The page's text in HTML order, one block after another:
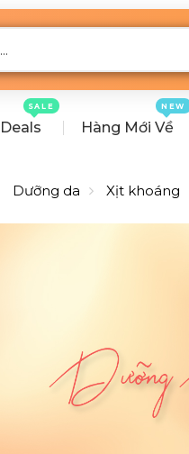
SALE
Hàng Mới Về
NEW
Dưỡng da Xịt khoáng